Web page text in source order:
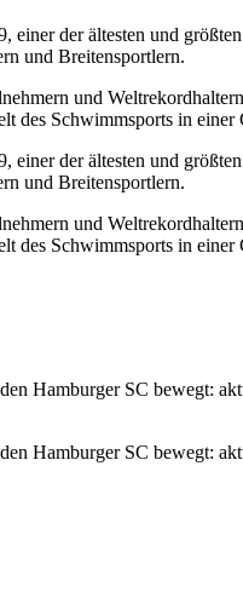
der ältesten und
und Breitensportlern.
und
des Schwimmsports in
der ältesten und
und Breitensportlern.
und
des Schwimmsports in
Hamburger SC bewegt:
Hamburger SC bewegt: